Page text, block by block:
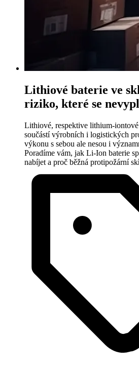
Lithiové baterie ve
riziko, které se
Lithiové, respektive lithium-iontové
součástí výrobních i logistických
výkonu s sebou ale nesou i
Poradíme vám, jak Li-Ion baterie
nabíjet a proč běžná protipožární